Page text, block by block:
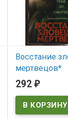
Восстание
мертвецов*
В наличии
292₽